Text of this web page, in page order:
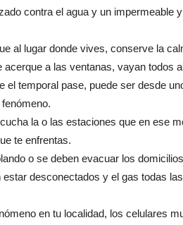
contra el agua y un impermeable
al lugar donde vives, conserve la
a las ventanas, vayan todos
el temporal pase, puede ser desde
la o las estaciones que en ese
te enfrentas.
o se deben evacuar los
desconectados y el gas todas
en tu localidad, los celulares